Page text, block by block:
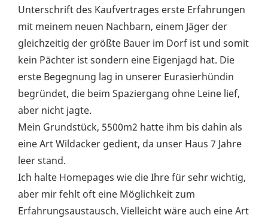
Unterschrift des Kaufvertrages erste Erfahrungen
mit meinem neuen Nachbarn, einem Jäger der
gleichzeitig der größte Bauer im Dorf ist und somit
kein Pächter ist sondern eine Eigenjagd hat. Die
erste Begegnung lag in unserer Eurasierhündin
begründet, die beim Spaziergang ohne Leine lief,
aber nicht jagte.
Mein Grundstück, 5500m2 hatte ihm bis dahin als
eine Art Wildacker gedient, da unser Haus 7 Jahre
leer stand.
Ich halte Homepages wie die Ihre für sehr wichtig,
aber mir fehlt oft eine Möglichkeit zum
Erfahrungsaustausch. Vielleicht wäre auch eine Art